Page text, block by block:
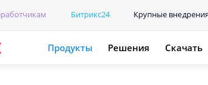
Битрикс24 Крупные
Продукты Решения Скачать